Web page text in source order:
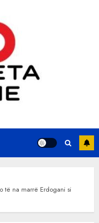
të na marrë Erdogani si